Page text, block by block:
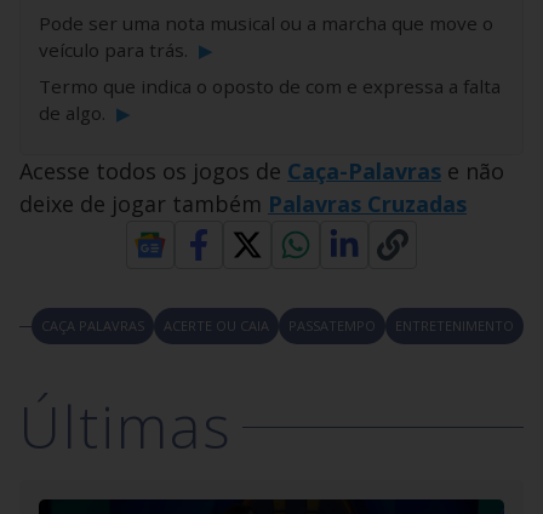
Pode ser uma nota musical ou a marcha que move o
veículo para trás. ▶
Termo que indica o oposto de com e expressa a falta
de algo. ▶
Acesse todos os jogos de Caça-Palavras e não
deixe de jogar também Palavras Cruzadas
CAÇA PALAVRAS ACERTE OU CAIA PASSATEMPO ENTRETENIMENTO
Últimas